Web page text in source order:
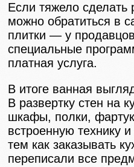
Если тяжело сделать
можно обратиться в
плитки — у
специальные
платная услуга.
В итоге ванная
В развертку стен на
шкафы, полки, фартук
встроенную технику
тем как заказывать
переписали все